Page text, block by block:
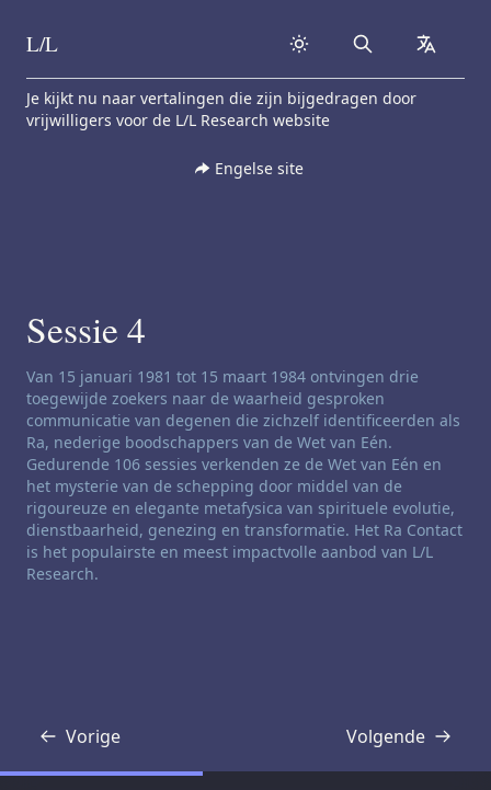
Skip to content
L/L Search
Je kijkt nu naar vertalingen die zijn bijgedragen door
vrijwilligers voor de L/L Research website
Engelse site
Sessie 4
Disclaimer voor zenders:
Van 15 januari 1981 tot 15 maart 1984 ontvingen drie
toegewijde zoekers naar de waarheid gesproken
communicatie van degenen die zichzelf identificeerden als
Ra, nederige boodschappers van de Wet van Eén.
Gedurende 106 sessies verkenden ze de Wet van Eén en
het mysterie van de schepping door middel van de
rigoureuze en elegante metafysica van spirituele evolutie,
dienstbaarheid, genezing en transformatie. Het Ra Contact
is het populairste en meest impactvolle aanbod van L/L
Research.
Vorige
Transcriptie Volgende
Transcriptie